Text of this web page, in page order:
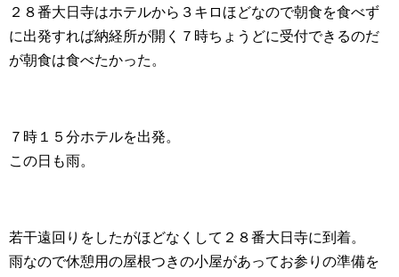
２８番大日寺はホテルから３キロほどなので朝食を食べず
に出発すれば納経所が開く７時ちょうどに受付できるのだ
が朝食は食べたかった。
７時１５分ホテルを出発。
この日も雨。
若干遠回りをしたがほどなくして２８番大日寺に到着。
雨なので休憩用の屋根つきの小屋があってお参りの準備を